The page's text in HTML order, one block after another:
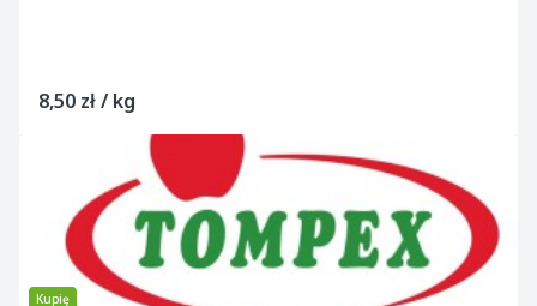
8,50 zł / kg
Kupię